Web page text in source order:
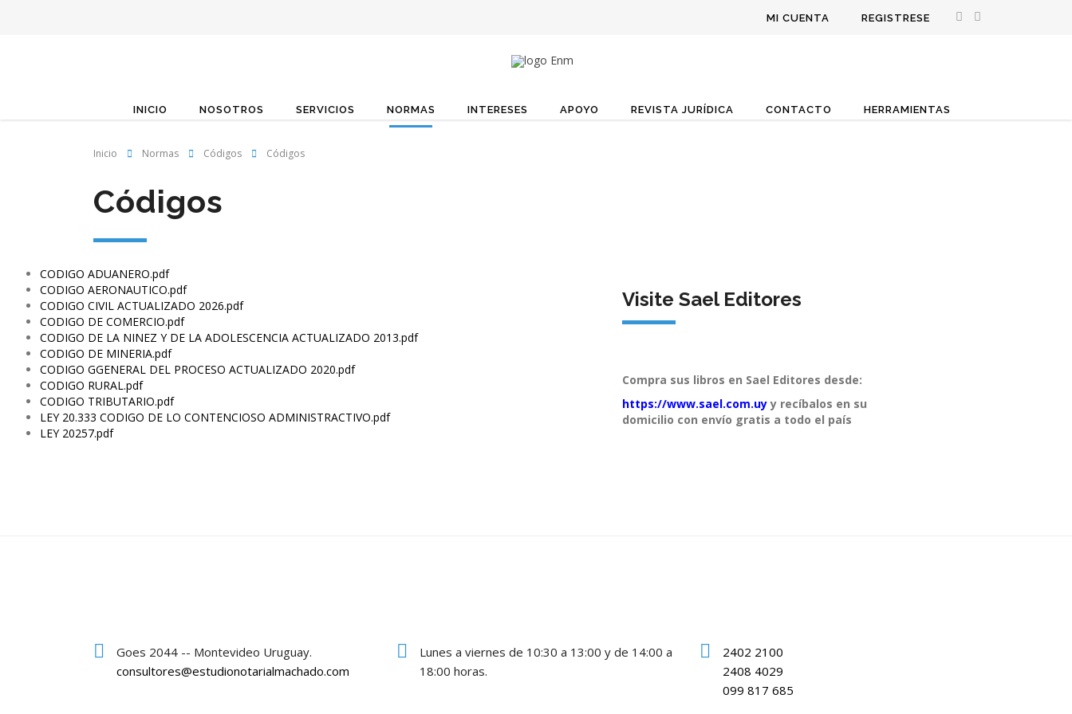
MI CUENTA REGISTRESE
INICIO NOSOTROS SERVICIOS NORMAS INTERESES APOYO REVISTA JURÍDICA CONTACTO HERRAMIENTAS
Inicio Normas Códigos Códigos
Códigos
CODIGO ADUANERO.pdf
CODIGO AERONAUTICO.pdf
CODIGO CIVIL ACTUALIZADO 2026.pdf
CODIGO DE COMERCIO.pdf
CODIGO DE LA NINEZ Y DE LA ADOLESCENCIA ACTUALIZADO 2013.pdf
CODIGO DE MINERIA.pdf
CODIGO GGENERAL DEL PROCESO ACTUALIZADO 2020.pdf
CODIGO RURAL.pdf
CODIGO TRIBUTARIO.pdf
LEY 20.333 CODIGO DE LO CONTENCIOSO ADMINISTRACTIVO.pdf
LEY 20257.pdf
Visite Sael Editores
Compra sus libros en Sael Editores desde:
https://www.sael.com.uyy recíbalos en su
domicilio con envío gratis a todo el país
Goes 2044 -- Montevideo Uruguay.
consultores@estudionotarialmachado.com
Lunes a viernes de 10:30 a 13:00 y de 14:00 a
18:00 horas.
2402 2100
2408 4029
099 817 685